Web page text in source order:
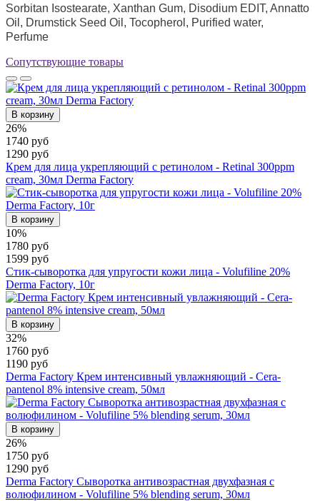
Sorbitan Isostearate, Xanthan Gum, Disodium EDIT, Annatto
Oil, Drumstick Seed Oil, Tocopherol, Purified water,
Perfume
Сопутствующие товары
В корзину
26%
1740 руб
1290 руб
Крем для лица укрепляющий с ретинолом - Retinal 300ppm
cream, 30мл Derma Factory
В корзину
10%
1780 руб
1599 руб
Стик-сыворотка для упругости кожи лица - Volufiline 20%
Derma Factory, 10г
В корзину
32%
1760 руб
1190 руб
Derma Factory Крем интенсивный увлажняющий - Cera-
pantenol 8% intensive cream, 50мл
В корзину
26%
1750 руб
1290 руб
Derma Factory Сыворотка антивозрастная двухфазная с
волюфилином - Volufiline 5% blending serum, 30мл